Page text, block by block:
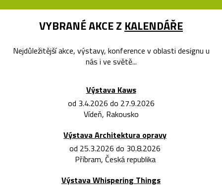
VYBRANÉ AKCE Z KALENDÁŘE
Nejdůležitější akce, výstavy, konference v oblasti designu u
nás i ve světě...
Výstava Kaws
od 3.4.2026 do 27.9.2026
Vídeň, Rakousko
Výstava Architektura opravy
od 25.3.2026 do 30.8.2026
Příbram, Česká republika
Výstava Whispering Things